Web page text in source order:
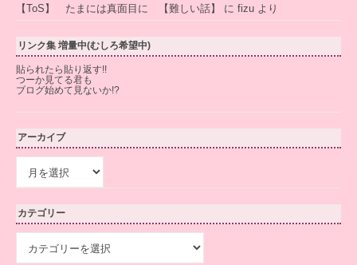
【ToS】 たまには真面目に 【難しい話】
に fizu より
リンク集 増量中(むしろ希望中)
貼られたら貼り返す!!
つーか見てる君も
ブログ始めて見ないか!?
アーカイブ
イ
ブ
カテゴリー